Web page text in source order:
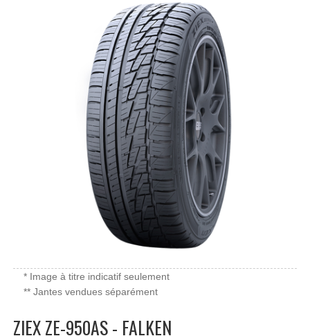
* Image à titre indicatif seulement
** Jantes vendues séparément
ZIEX ZE-950AS - FALKEN